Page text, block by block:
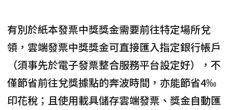
有別於紙本發票中獎獎金需要前往特定場所兌
領，雲端發票中獎獎金可直接匯入指定銀行帳戶
（須事先於電子發票整合服務平台設定好），不
僅節省前往兌獎據點的奔波時間，亦能節省4‰
印花稅；且使用載具儲存雲端發票、獎金自動匯